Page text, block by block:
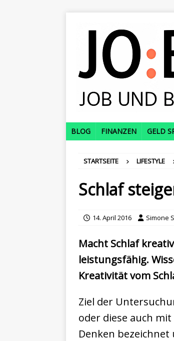
BLOG FINANZEN GELD
STARTSEITE LIFESTYLE
Schlaf
14. April 2016 Simone
Macht Schlaf
leistungsfähig.
Kreativität vom
Ziel der
oder diese auch
Denken